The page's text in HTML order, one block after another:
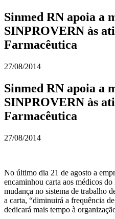
Sinmed RN apoia a
SINPROVERN às
Farmacêutica
27/08/2014
Sinmed RN apoia a
SINPROVERN às
Farmacêutica
27/08/2014
No último dia 21 de agosto a
encaminhou carta aos médicos
mudança no sistema de trabalho
a carta, “diminuirá a frequência
dedicará mais tempo à